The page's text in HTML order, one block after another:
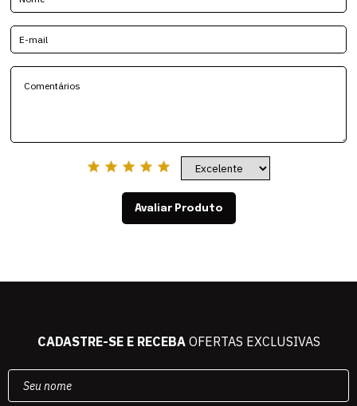
Avaliar Produto
CADASTRE-SE E RECEBAOFERTAS EXCLUSIVAS